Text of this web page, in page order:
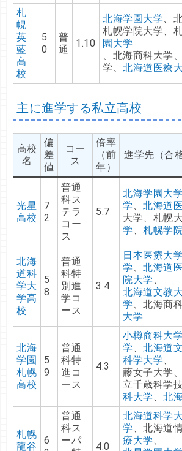
札
幌
英
藍
高
校
5
0
普
通
1.10
北海学園大学 、
札幌学院大学、
園大学
、北海商科大学
学、北海道医療
主に進学する私立高校
高校
名
偏
差
値
コー
ス
倍率
（前
年）
進学先（合
光星
高校
7
2
普通
科ス
テラ
コー
ス
5.7
北海学園大学
学 、北海道
大学、札幌
学 、札幌学
北海
道科
学大
学高
校
5
8
普通
科特
別進
学コ
ース
3.4
日本医療大学
学 、北海道
院大学
北海道文教
学 、北海商
大学
北海
学園
札幌
高校
5
9
普通
科特
進コ
ース
4.3
小樽商科大学
学 、北海道
科学大学
藤女子大学
立千歳科学
科大学 、北
札幌
龍谷
6
普通
科ス
ーパ
4.0
北海道科学
学 、北海道
療大学